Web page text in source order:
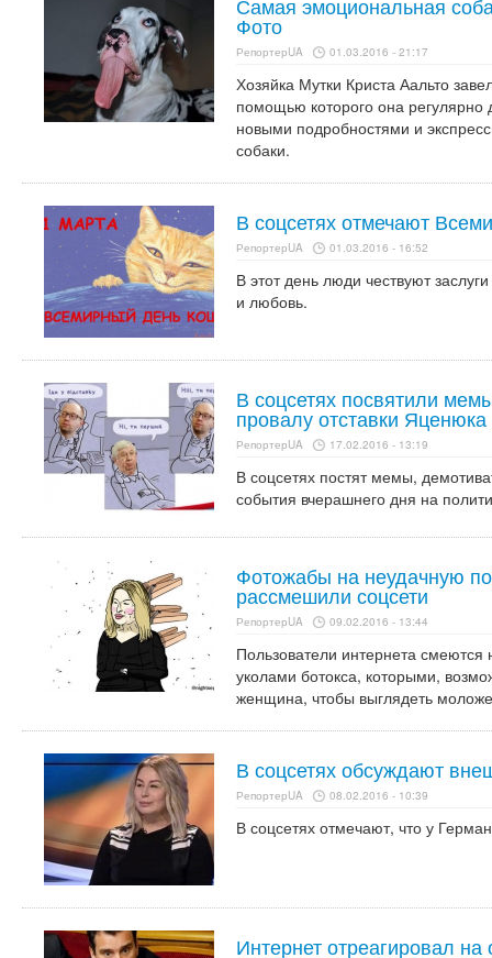
Фото
РепортерUA 01.03.2016 - 21:17
Хозяйка Мутки Криста Аальто
помощью которого она регулярно
новыми подробностями и
собаки.
В соцсетях отмечают
РепортерUA 01.03.2016 - 16:52
В этот день люди чествуют
и любовь.
В соцсетях посвятили
провалу отставки Яценюка
РепортерUA 17.02.2016 - 13:19
В соцсетях постят мемы,
события вчерашнего дня на
Фотожабы на неудачную
рассмешили соцсети
РепортерUA 09.02.2016 - 13:44
Пользователи интернета
уколами ботокса, которыми,
женщина, чтобы выглядеть
В соцсетях обсуждают
РепортерUA 08.02.2016 - 10:39
В соцсетях отмечают, что у
Интернет отреагировал на